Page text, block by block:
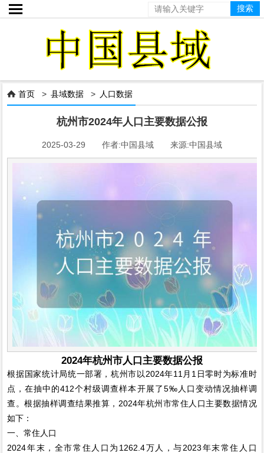

 首页 >县域数据 > 人口数据
杭州市2024年人口主要数据公报
2025-03-29 作者:中国县域 来源:中国县域
2024年杭州市人口主要数据公报
根据国家统计局统一部署，杭州市以2024年11月1日零时为标准时
点，在抽中的412个村级调查样本开展了5‰人口变动情况抽样调
查。根据抽样调查结果推算，2024年杭州市常住人口主要数据情况
如下：
一、常住人口
2024年末，全市常住人口为1262.4万人，与2023年末常住人口